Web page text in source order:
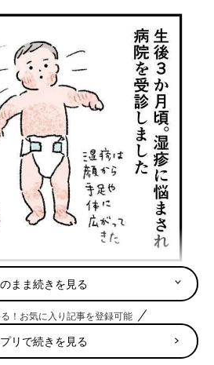
まま続きを見る
！お気に入り記事を登録可能
リで続きを見る